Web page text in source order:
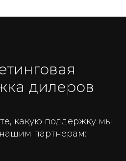
дилеров
какую поддержку мы
партнерам: